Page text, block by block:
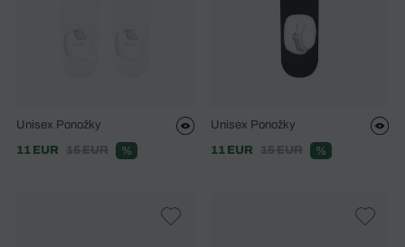
Unisex Ponožky
11 EUR
15 EUR %
Unisex Ponožky
11 EUR
15 EUR %